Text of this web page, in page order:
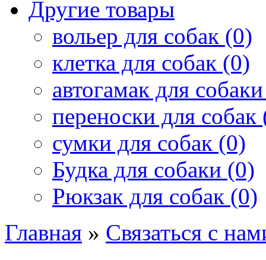
Другие товары
вольер для собак (0)
клетка для собак (0)
автогамак для
переноски для собак
сумки для собак (0)
Будка для собаки (0)
Рюкзак для собак (0)
Главная » Связаться с